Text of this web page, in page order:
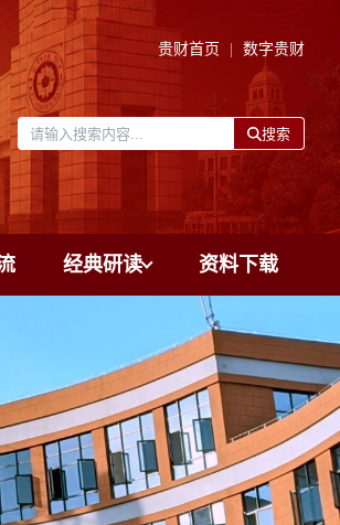
贵财首页 数字贵财
搜索
经典研读 资料下载